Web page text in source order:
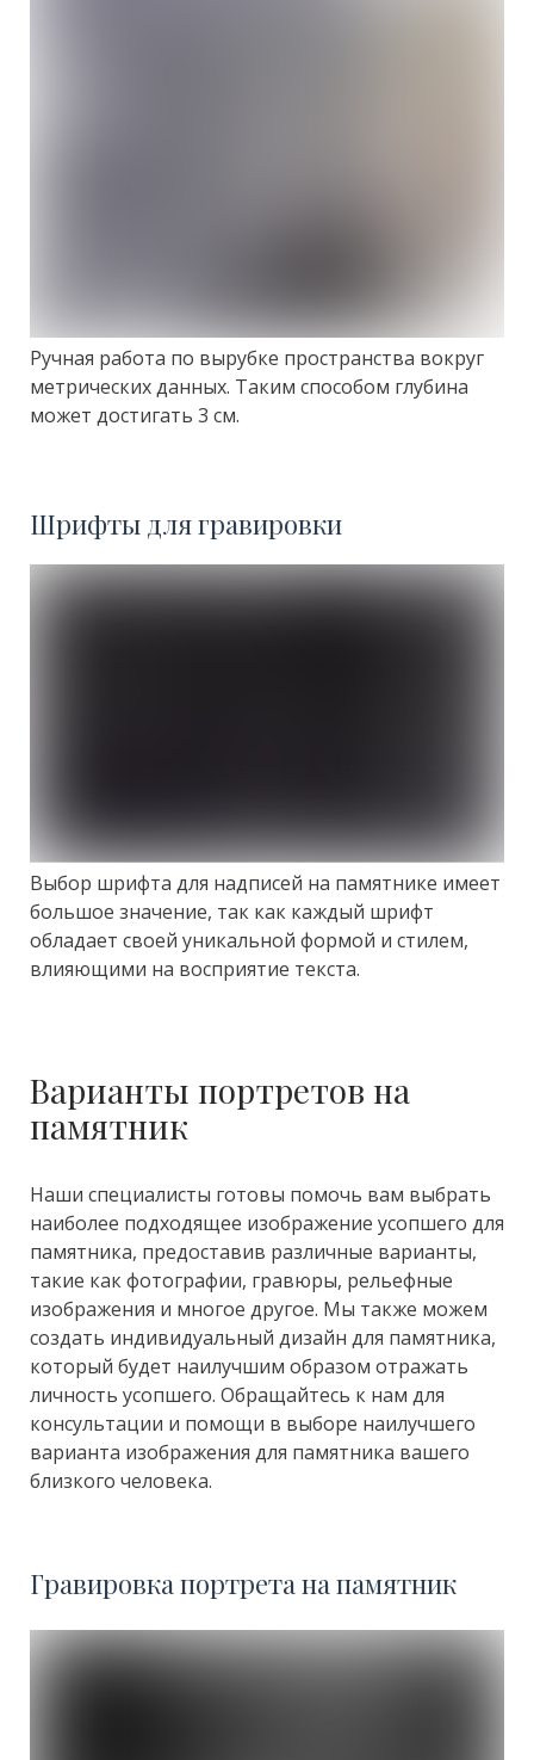
Ручная работа по вырубке пространства вокруг
метрических данных. Таким способом глубина
может достигать 3 см.
Шрифты для гравировки
Выбор шрифта для надписей на памятнике имеет
большое значение, так как каждый шрифт
обладает своей уникальной формой и стилем,
влияющими на восприятие текста.
Варианты портретов на
памятник
Наши специалисты готовы помочь вам выбрать
наиболее подходящее изображение усопшего для
памятника, предоставив различные варианты,
такие как фотографии, гравюры, рельефные
изображения и многое другое. Мы также можем
создать индивидуальный дизайн для памятника,
который будет наилучшим образом отражать
личность усопшего. Обращайтесь к нам для
консультации и помощи в выборе наилучшего
варианта изображения для памятника вашего
близкого человека.
Гравировка портрета на памятник